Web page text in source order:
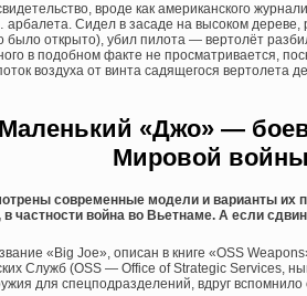
вроде как американского
арбалета. Сидел в засаде на высоком дереве,
было открыто), убил пилота — вертолёт
в подобном факте не просматривается,
воздуха от винта садящегося вертолета
«Джо» —
Мировой
современные модели и варианты их
частности война во Вьетнаме. А если
«Big Joe», описан в книге «OSS
Служб (OSS — Office of Strategic Services,
для спецподразделений, вдруг